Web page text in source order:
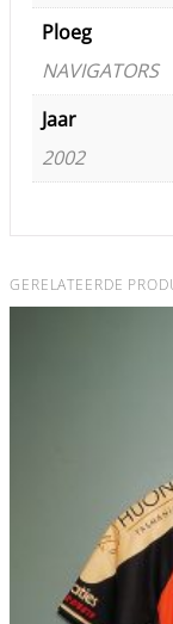
Ploeg
NAVIGATORS
Jaar
2002
GERELATEERDE